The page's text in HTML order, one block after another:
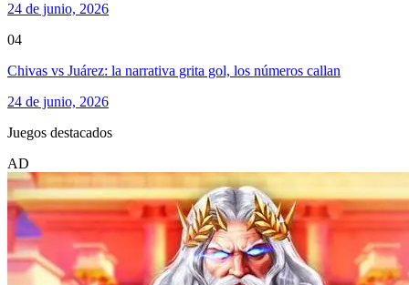
24 de junio, 2026
04
Chivas vs Juárez: la narrativa grita gol, los números callan
24 de junio, 2026
Juegos destacados
AD